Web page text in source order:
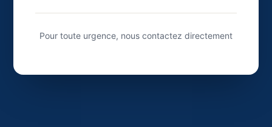
Pour toute urgence, nous contactez directement